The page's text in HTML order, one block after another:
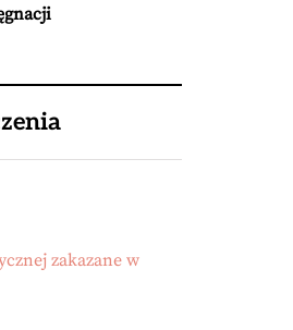
zakazane w